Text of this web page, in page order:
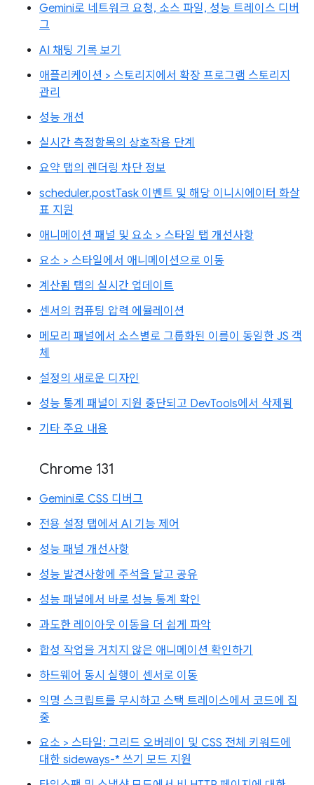
Gemini로 네트워크 요청, 소스 파일, 성능 트레이스 디버
그
AI 채팅 기록 보기
애플리케이션 > 스토리지에서 확장 프로그램 스토리지
관리
성능 개선
실시간 측정항목의 상호작용 단계
요약 탭의 렌더링 차단 정보
scheduler.postTask 이벤트 및 해당 이니시에이터 화살
표 지원
애니메이션 패널 및 요소 > 스타일 탭 개선사항
요소 > 스타일에서 애니메이션으로 이동
계산됨 탭의 실시간 업데이트
센서의 컴퓨팅 압력 에뮬레이션
메모리 패널에서 소스별로 그룹화된 이름이 동일한 JS 객
체
설정의 새로운 디자인
성능 통계 패널이 지원 중단되고 DevTools에서 삭제됨
기타 주요 내용
Chrome 131
Gemini로 CSS 디버그
전용 설정 탭에서 AI 기능 제어
성능 패널 개선사항
성능 발견사항에 주석을 달고 공유
성능 패널에서 바로 성능 통계 확인
과도한 레이아웃 이동을 더 쉽게 파악
합성 작업을 거치지 않은 애니메이션 확인하기
하드웨어 동시 실행이 센서로 이동
익명 스크립트를 무시하고 스택 트레이스에서 코드에 집
중
요소 > 스타일: 그리드 오버레이 및 CSS 전체 키워드에
대한 sideways-* 쓰기 모드 지원